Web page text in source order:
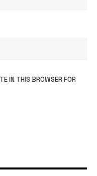
IN THIS BROWSER FOR